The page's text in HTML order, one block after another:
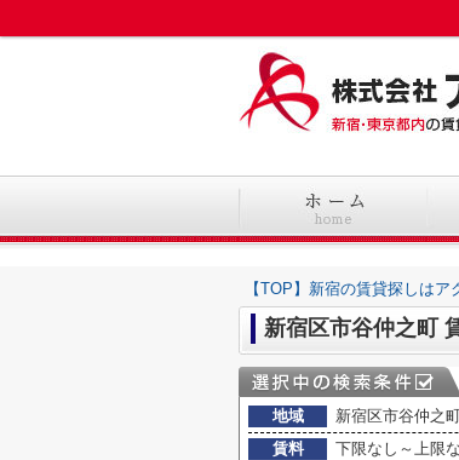
【TOP】新宿の賃貸探しはア
新宿区市谷仲之町
地域
新宿区市谷仲之
賃料
下限なし～上限